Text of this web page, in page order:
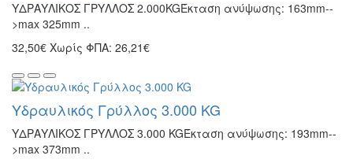
ΥΔΡΑΥΛΙΚΟΣ ΓΡΥΛΛΟΣ 2.000KGΈκταση ανύψωσης: 163mm--
>max 325mm ..
32,50€ Χωρίς ΦΠΑ: 26,21€
Υδραυλικός Γρύλλος 3.000 KG
ΥΔΡΑΥΛΙΚΟΣ ΓΡΥΛΛΟΣ 3.000 KGΈκταση ανύψωσης: 193mm--
>max 373mm ..